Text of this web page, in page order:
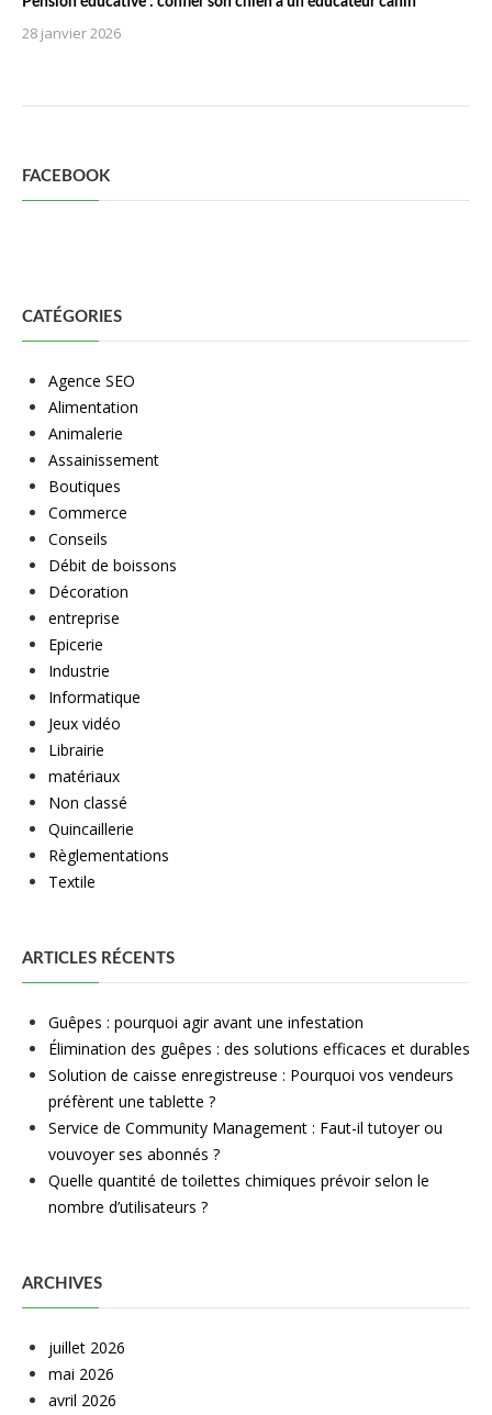
28 janvier 2026
FACEBOOK
CATÉGORIES
Agence SEO
Alimentation
Animalerie
Assainissement
Boutiques
Commerce
Conseils
Débit de boissons
Décoration
entreprise
Epicerie
Industrie
Informatique
Jeux vidéo
Librairie
matériaux
Non classé
Quincaillerie
Règlementations
Textile
ARTICLES RÉCENTS
Guêpes : pourquoi agir avant une infestation
Élimination des guêpes : des solutions efficaces et durables
Solution de caisse enregistreuse : Pourquoi vos vendeurs
préfèrent une tablette ?
Service de Community Management : Faut-il tutoyer ou
vouvoyer ses abonnés ?
Quelle quantité de toilettes chimiques prévoir selon le
nombre d’utilisateurs ?
ARCHIVES
juillet 2026
mai 2026
avril 2026